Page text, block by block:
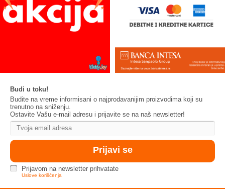
Budi u toku!
Budite na vreme informisani o najprodavanijim proizvodima koji su
trenutno na sniženju.
Ostavite Vašu e-mail adresu i prijavite se na naš newsletter!
Prijavom na newsletter prihvatate
Uslove korišćenja